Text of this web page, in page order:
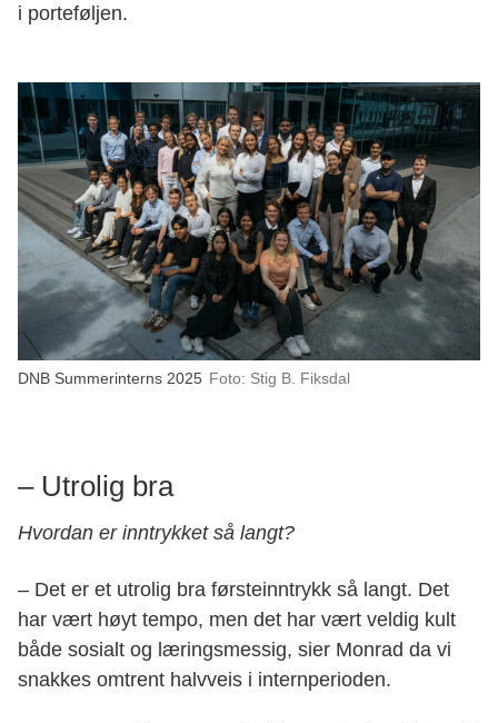
i porteføljen.
DNB Summerinterns 2025 Foto: Stig B. Fiksdal
– Utrolig bra
Hvordan er inntrykket så langt?
– Det er et utrolig bra førsteinntrykk så langt. Det
har vært høyt tempo, men det har vært veldig kult
både sosialt og læringsmessig, sier Monrad da vi
snakkes omtrent halvveis i internperioden.